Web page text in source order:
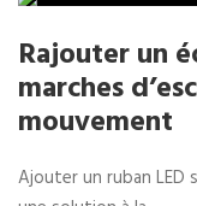
Rajouter un
marches
mouvement
Ajouter un ruban LED